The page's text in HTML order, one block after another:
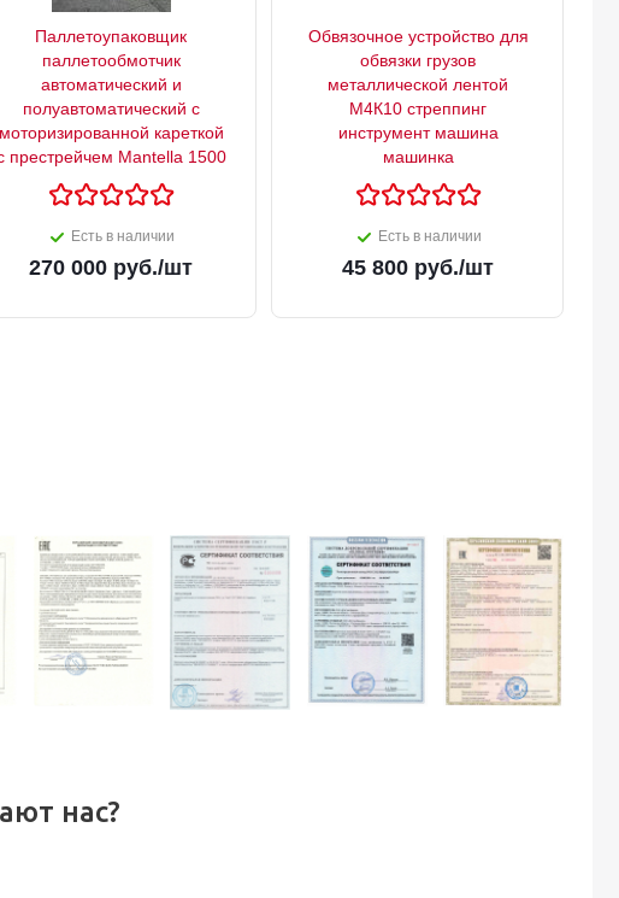
Паллетоупаковщик
паллетообмотчик
автоматический и
полуавтоматический с
моторизированной кареткой
престрейчем Mantella 1500
Есть в наличии
270 000 руб./шт
Обвязочное устройство для
обвязки грузов
металлической лентой
М4К10 стреппинг
инструмент машина
машинка
Есть в наличии
45 800 руб./шт
нас?